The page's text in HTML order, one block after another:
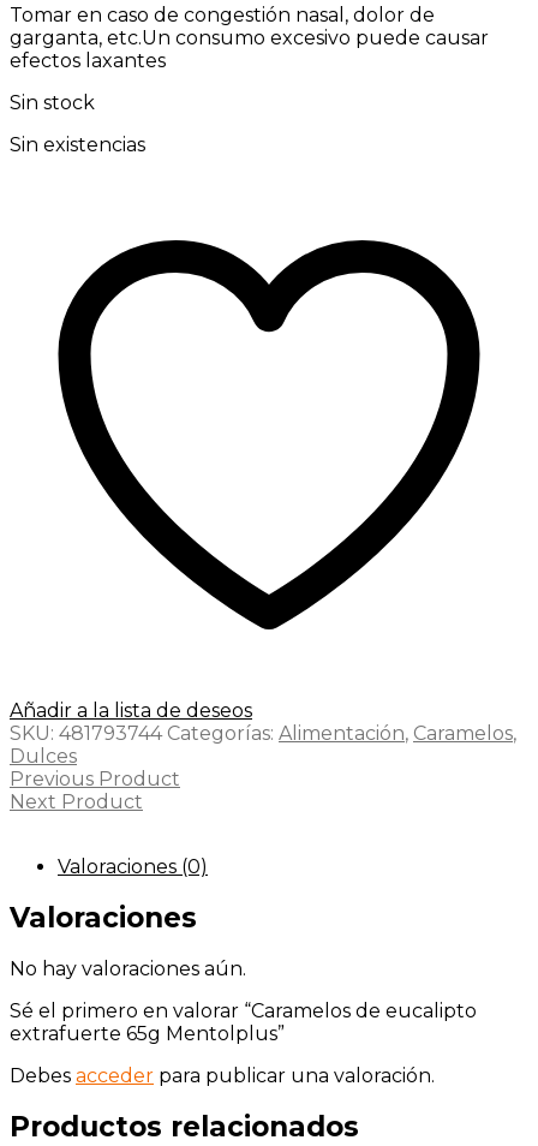
Tomar en caso de congestión nasal, dolor de
garganta, etc.Un consumo excesivo puede causar
efectos laxantes
Sin stock
Sin existencias
Añadir a la lista de deseos
SKU: 481793744 Categorías: Alimentación, Caramelos,
Dulces
Previous Product
Next Product
Valoraciones (0)
Valoraciones
No hay valoraciones aún.
Sé el primero en valorar “Caramelos de eucalipto
extrafuerte 65g Mentolplus”
Debes acceder para publicar una valoración.
Productos relacionados